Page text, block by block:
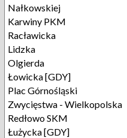
Nałkowskiej
Karwiny PKM
Racławicka
Lidzka
Olgierda
Łowicka [GDY]
Plac Górnośląski
Zwycięstwa - Wielkopolska
Redłowo SKM
Łużycka [GDY]